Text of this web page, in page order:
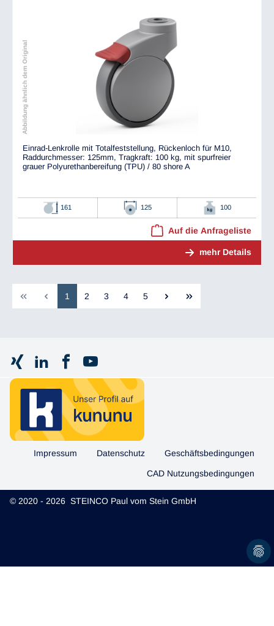
Abbildung ähnlich dem Original
Einrad-Lenkrolle mit Totalfeststellung, Rückenloch für M10,
Raddurchmesser: 125mm, Tragkraft: 100 kg, mit spurfreier
grauer Polyurethanbereifung (TPU) / 80 shore A
161 125 100
Auf die Anfrageliste
mehr Details
1 2 3 4 5
Impressum Datenschutz Geschäftsbedingungen
CAD Nutzungsbedingungen
© 2020 - 2026 STEINCO Paul vom Stein GmbH